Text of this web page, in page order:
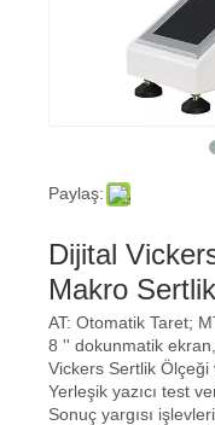
Paylaş:
Dijital
Makro
AT: Otomatik Taret;
8 '' dokunmatik
Vickers Sertlik
Yerleşik yazıcı test
Sonuç yargısı